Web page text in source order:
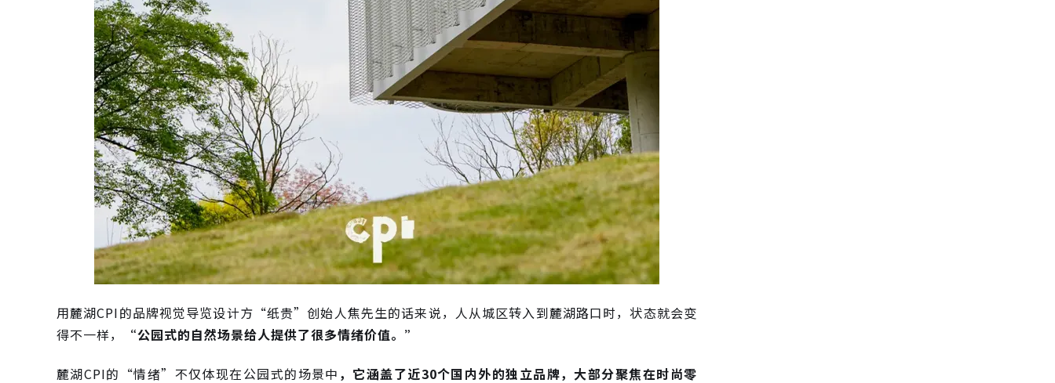
用麓湖CPI的品牌视觉导览设计方“纸贵”创始人焦先生的话来说，人从城区转入到麓湖路口时，状态就会变
得不一样，
“公园式的自然场景给人提供了很多情绪价值。”
麓湖CPI的“情绪”不仅体现在公园式的场景中 ，它涵盖了近30个国内外的独立品牌，大部分聚焦在时尚零